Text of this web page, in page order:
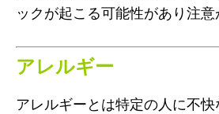
ックが起こる可能性があり注意
アレルギー
アレルギーとは特定の人に不快